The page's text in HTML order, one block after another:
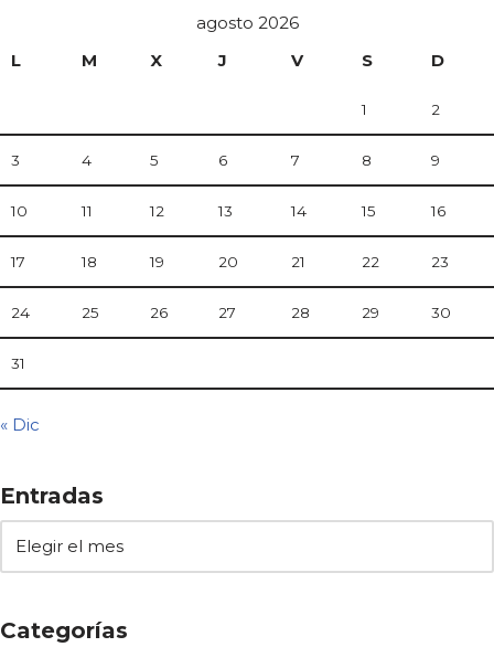
agosto 2026
L
M X J V S D
1 2
3 4 5 6 7 8 9
10 11 12 13 14 15 16
17 18 19 20 21 22 23
24 25 26 27 28 29 30
31
« Dic
Entradas
Categorías